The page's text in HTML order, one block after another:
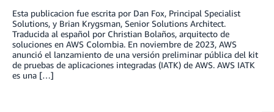
Esta publicacion fue escrita por Dan Fox, Principal Specialist
Solutions, y Brian Krygsman, Senior Solutions Architect.
Traducida al español por Christian Bolaños, arquitecto de
soluciones en AWS Colombia. En noviembre de 2023, AWS
anunció el lanzamiento de una versión preliminar pública del kit
de pruebas de aplicaciones integradas (IATK) de AWS. AWS IATK
es una […]